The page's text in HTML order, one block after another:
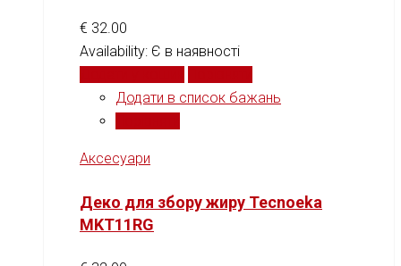
€ 32.00
Availability: Є в наявності
Додати в список бажань
Аксесуари
Деко для збору жиру Tecnoeka
MKT11RG